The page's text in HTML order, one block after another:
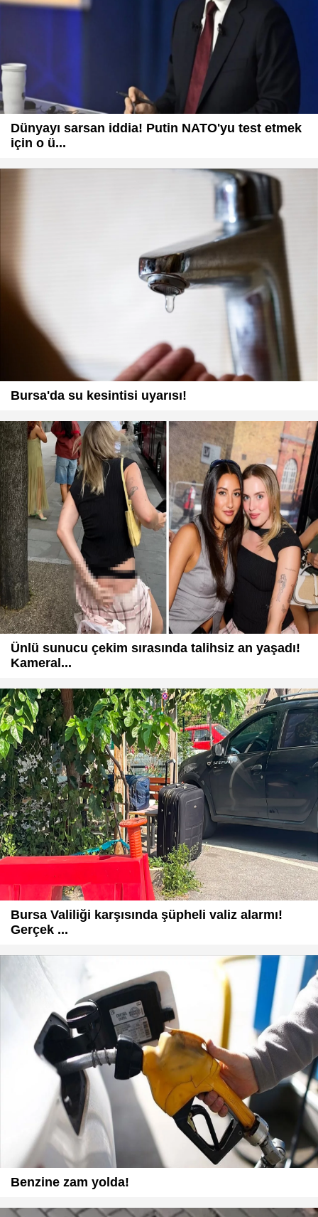
Dünyayı sarsan iddia! Putin NATO'yu test etmek
için o ü...
Bursa'da su kesintisi uyarısı!
Ünlü sunucu çekim sırasında talihsiz an yaşadı!
Kameral...
Bursa Valiliği karşısında şüpheli valiz alarmı!
Gerçek ...
Benzine zam yolda!